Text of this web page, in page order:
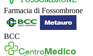
Farmacia di Fossombrone
BCC